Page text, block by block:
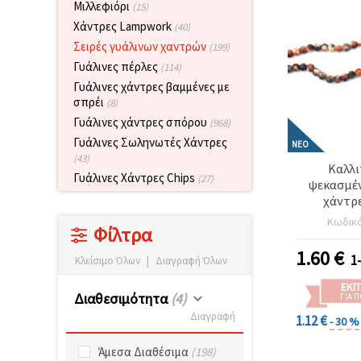
επισκεψιμότηταΜιλλεφιόρι (15)
Χάντρες Lampwork (40)
Σειρές γυάλινων χαντρών (199)
Γυάλινες πέρλες (114)
Γυάλινες χάντρες βαμμένες με
σπρέι (8)
Γυάλινες χάντρες σπόρου (968)
Γυάλινες Σωληνωτές Χάντρες
(43)
Γυάλινες Χάντρες Chips (27)
Φίλτρα
Κλείσιμο Όλων | Διαγραφή Όλων
Διαθεσιμότητα (4)
Διαγραφή
Άμεσα Διαθέσιμα (198)
ΝΈΟ
και
τρύπα 1
~100 τεμ. –
και
1.60€
ΓΙΑ
1.12 €- 30 %